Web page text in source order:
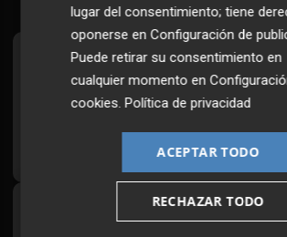
Suscríbete al
Todos los días a primera hora
Síguenos en
lugar del consentimiento; tiene
oponerse enConfiguración de
Puede retirar su consentimiento en
cualquier momento en
cookies.Política de privacidad
ACEPTAR TODO
RECHAZAR TODO